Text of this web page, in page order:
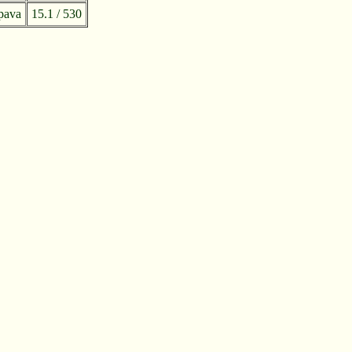
15.1 / 530